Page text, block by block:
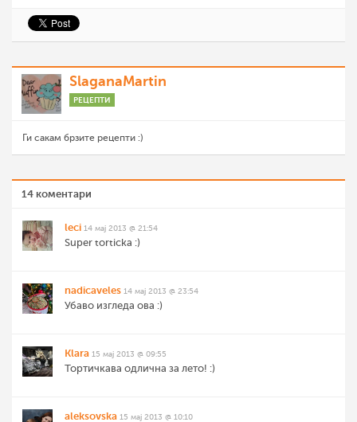
SlaganaMartin
РЕЦЕПТИ
Ги сакам брзите рецепти :)
14 коментари
leci 14 мај 2013 @ 21:54
Super torticka :)
nadicaveles 14 мај 2013 @ 23:54
Убаво изгледа ова :)
Klara 15 мај 2013 @ 09:55
Тортичкава одлична за лето! :)
aleksovska 15 мај 2013 @ 10:10